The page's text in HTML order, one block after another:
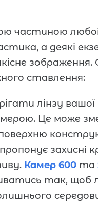
частиною
а деякі
ставлення:
лінзу
Це може
захисні
Камер 600 та
так, щоб